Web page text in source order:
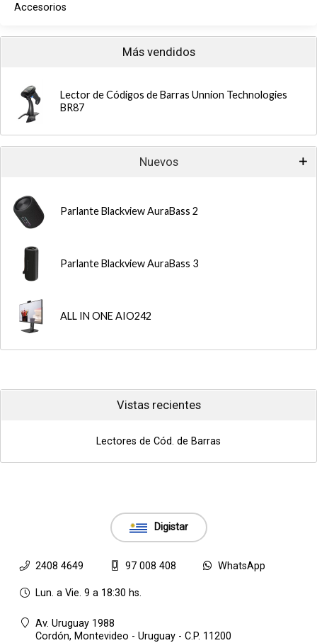
Accesorios
Más vendidos
Lector de Códigos de Barras Unnion Technologies
BR87
Nuevos
Parlante Blackview AuraBass 2
Parlante Blackview AuraBass 3
ALL IN ONE AIO242
Vistas recientes
Lectores de Cód. de Barras
Digistar
2408 4649 97 008 408 WhatsApp
Lun. a Vie. 9 a 18:30 hs.
Av. Uruguay 1988
Cordón, Montevideo - Uruguay - C.P. 11200